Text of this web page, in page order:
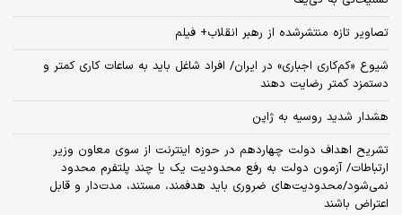
تصاویر تازه منتشرشده از رهبر انقلاب+ فیلم
شیوع «کم‌کاری اجباری» در ایران/ افراد شاغل باید به ساعات کاری کمتر و
دستمزد کمتر رضایت دهند
هشدار شدید روسیه به ژاپن
تشریح اهداف دولت چهاردهم در حوزه اینترنت از سوی معاون وزیر
ارتباطات/ آزمون دولت به رفع محدودیت یک یا چند پلتفرم محدود
نمی‌‎شود/محدودیت‌های ضروری باید هدفمند، مستند، مدت‌دار و قابل
اعتراض باشند